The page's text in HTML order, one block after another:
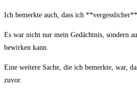
Ich bemerkte auch,‌ dass ich
Es war nicht nur mein⁣ Gedächtnis, sondern
bewirken‌ kann.
Eine weitere Sache, die ich bemerkte, war,
zuvor.